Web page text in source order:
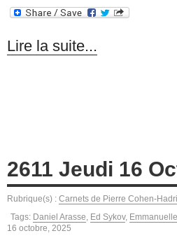
Lire la suite...
2611 Jeudi 16
Rubrique(s) : Carnets de Pierre Cohen-
Tags: Daniel Arasse Ed Sykov,
16 octobre, 2025